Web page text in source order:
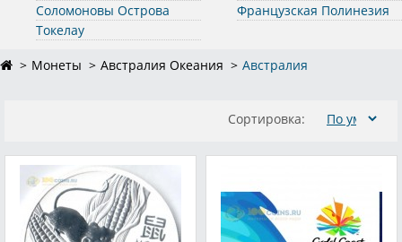
Соломоновы Острова
Токелау
Французская Полинезия
Монеты Австралия Океания Австралия
Сортировка: